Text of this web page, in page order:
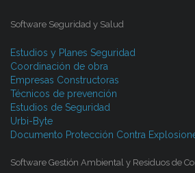
Software Seguridad y Salud
Estudios y Planes Seguridad
Coordinación de obra
Empresas Constructoras
Técnicos de prevención
Estudios de Seguridad
Urbi-Byte
Documento Protección Contra
Software Gestión Ambiental y Residuos de